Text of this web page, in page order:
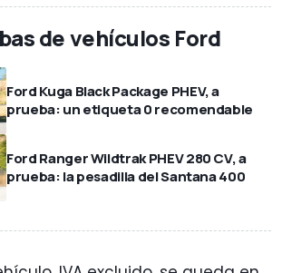
de vehículos Ford
Ford Kuga Black Package PHEV, a
prueba: un etiqueta 0 recomendable
Ford Ranger Wildtrak PHEV 280 CV, a
prueba: la pesadilla del Santana 400